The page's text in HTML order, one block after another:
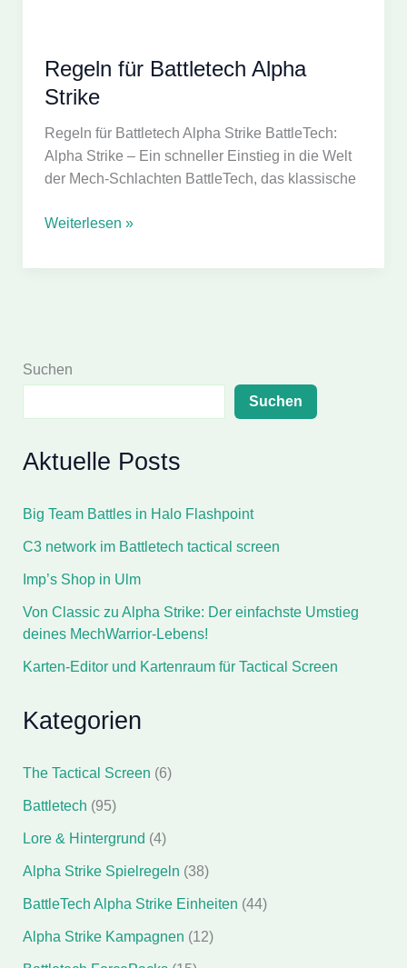
Regeln für Battletech Alpha
Strike
Regeln für Battletech Alpha Strike BattleTech:
Alpha Strike – Ein schneller Einstieg in die Welt
der Mech-Schlachten BattleTech, das klassische
Regeln
Battletech
Weiterlesen »
Suchen
Suchen
Aktuelle Posts
Big Team Battles in Halo Flashpoint
C3 network im Battletech tactical screen
Imp’s Shop in Ulm
Von Classic zu Alpha Strike: Der einfachste Umstieg
deines MechWarrior-Lebens!
Karten-Editor und Kartenraum für Tactical Screen
Kategorien
The Tactical Screen (6)
Battletech (95)
Lore & Hintergrund (4)
Alpha Strike Spielregeln (38)
BattleTech Alpha Strike Einheiten (44)
Alpha Strike Kampagnen (12)